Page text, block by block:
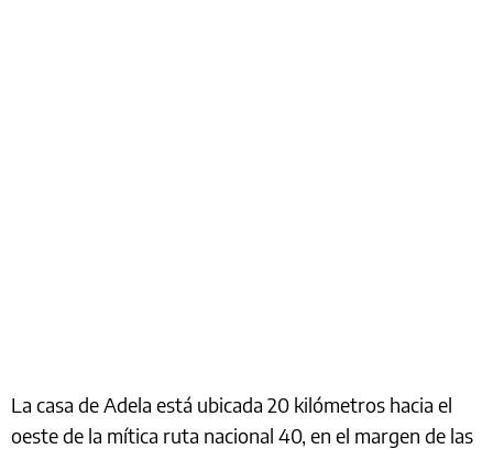
La casa de Adela está ubicada 20 kilómetros hacia el
oeste de la mítica ruta nacional 40, en el margen de las